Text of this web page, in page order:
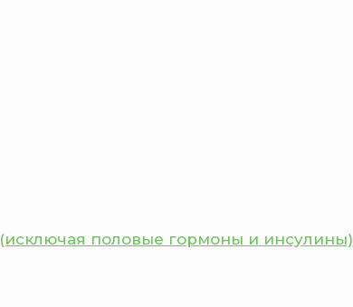
половые гормоны и инсулины)